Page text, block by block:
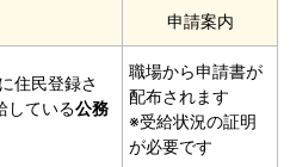
申請案内
住民登録さ
している公務
職場から申請書が
配布されます
※受給状況の証明
が必要です